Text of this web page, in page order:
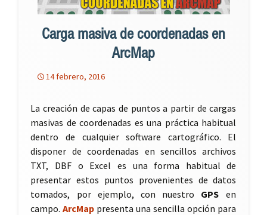
Carga masiva de coordenadas en
ArcMap
14 febrero, 2016
La creación de capas de puntos a partir de cargas
masivas de coordenadas es una práctica habitual
dentro de cualquier software cartográfico. El
disponer de coordenadas en sencillos archivos
TXT, DBF o Excel es una forma habitual de
presentar estos puntos provenientes de datos
tomados, por ejemplo, con nuestro GPS en
campo.ArcMap presenta una sencilla opción para